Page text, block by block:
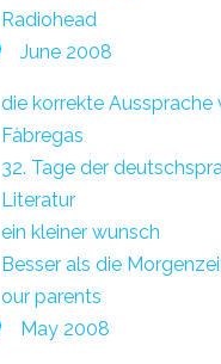
Radiohead
June 2008
die korrekte Aussprache
Fàbregas
32. Tage der
Literatur
ein kleiner wunsch
Besser als die
our parents
May 2008